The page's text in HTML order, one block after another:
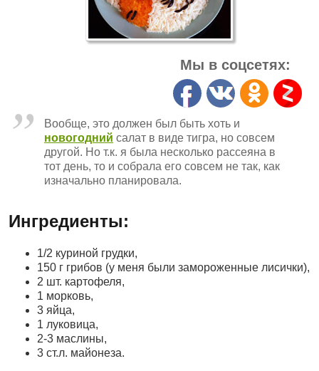
Мы в соцсетях:
Вообще, это должен был быть хоть и
новогодний салат в виде тигра, но совсем
другой. Но т.к. я была несколько рассеяна в
тот день, то и собрала его совсем не так, как
изначально планировала.
Ингредиенты:
1/2 куриной грудки,
150 г грибов (у меня были замороженные лисички),
2 шт. картофеля,
1 морковь,
3 яйца,
1 луковица,
2-3 маслины,
3 ст.л. майонеза.